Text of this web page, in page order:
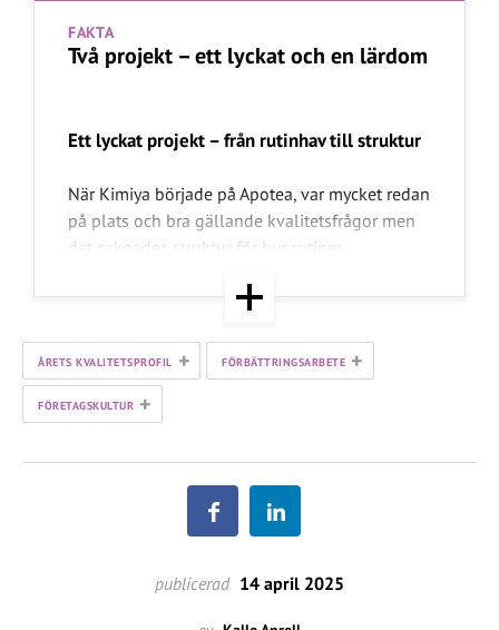
FAKTA
Två projekt – ett lyckat och en lärdom
Ett lyckat projekt – från rutinhav till struktur
När Kimiya började på Apotea, var mycket redan
på plats och bra gällande kvalitetsfrågor men
det saknades struktur för hur rutiner
reviderades – men medarbetarna hann inte läsa
till att alla jobbade som innan och inget
förändrades i praktiken.
Involverade medarbetare från varje apotek
i ett granskningsteam
Delade upp arbetet och förenklade språket
i dokumenten
ÅRETS KVALITETSPROFIL + FÖRBÄTTRINGSARBETE +
FÖRETAGSKULTUR +
publicerad 14 april 2025